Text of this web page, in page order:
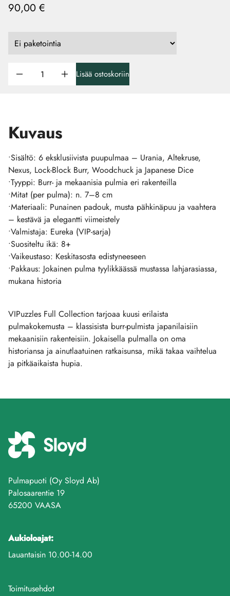
90,00 €
Lisää ostoskoriin
Kuvaus
•Sisältö: 6 eksklusiivista puupulmaa – Urania, Altekruse,
Nexus, Lock-Block Burr, Woodchuck ja Japanese Dice
•Tyyppi: Burr- ja mekaanisia pulmia eri rakenteilla
•Mitat (per pulma): n. 7–8 cm
•Materiaali: Punainen padouk, musta pähkinäpuu ja vaahtera
– kestävä ja elegantti viimeistely
•Valmistaja: Eureka (VIP-sarja)
•Suositeltu ikä: 8+
•Vaikeustaso: Keskitasosta edistyneeseen
•Pakkaus: Jokainen pulma tyylikkäässä mustassa lahjarasiassa,
mukana historia
VIPuzzles Full Collection tarjoaa kuusi erilaista
pulmakokemusta – klassisista burr-pulmista japanilaisiin
mekaanisiin rakenteisiin. Jokaisella pulmalla on oma
historiansa ja ainutlaatuinen ratkaisunsa, mikä takaa vaihtelua
ja pitkäaikaista hupia.
Pulmapuoti (Oy Sloyd Ab)
Palosaarentie 19
65200 VAASA
Aukioloajat:
Lauantaisin 10.00-14.00
Toimitusehdot